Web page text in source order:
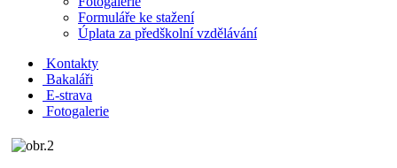
Formuláře ke stažení
Úplata za předškolní vzdělávání
Kontakty
Bakaláři
E-strava
Fotogalerie